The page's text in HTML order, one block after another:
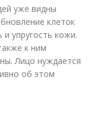
уже видны
клеток
и упругость кожи.
к ним
Лицо нуждается
об этом